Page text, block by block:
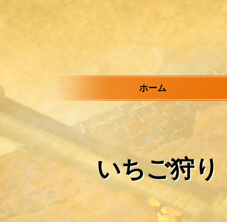
へ
ス
ホーム
いちご狩り